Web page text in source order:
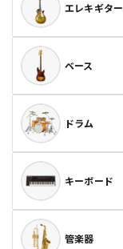
エレキギター
ベース
ドラム
キーボード
管楽器